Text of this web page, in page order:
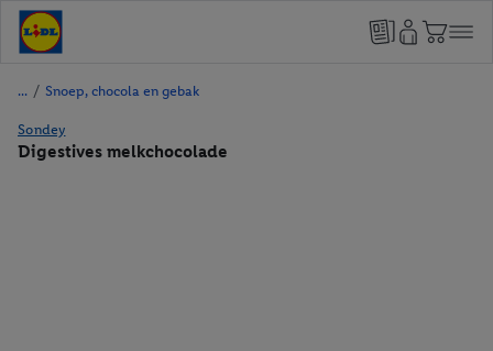
/ Snoep, chocola en gebak
Sondey
Digestives melkchocolade